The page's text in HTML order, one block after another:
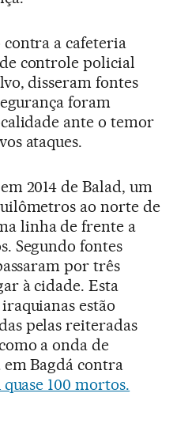
contra a cafeteria
controle policial
disseram fontes
foram
ante o temor
ataques.
2014 de Balad, um
ao norte de
linha de frente a
Segundo fontes
por três
à cidade. Esta
estão
pelas reiteradas
a onda de
Bagdá contra
100 mortos.